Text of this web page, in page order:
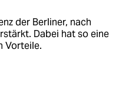
der Berliner, nach
Dabei hat so eine
Vorteile.